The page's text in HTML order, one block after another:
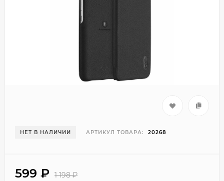
НЕТ В НАЛИЧИИ АРТИКУЛ ТОВАРА: 20268
599 ₽ 1 198₽